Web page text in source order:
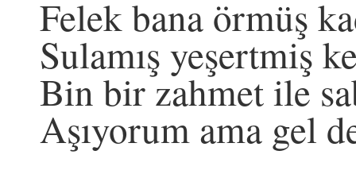
Felek bana örmüş
Sulamış yeşertmiş
Bin bir zahmet ile
Aşıyorum ama gel